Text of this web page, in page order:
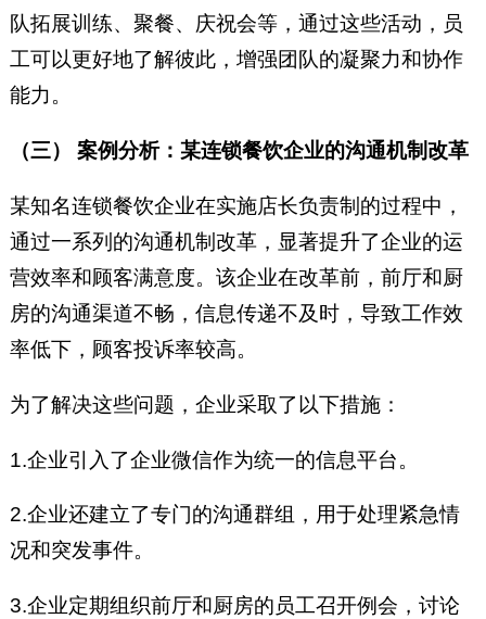
队拓展训练、聚餐、庆祝会等，通过这些活动，员
工可以更好地了解彼此，增强团队的凝聚力和协作
能力。
（三） 案例分析：某连锁餐饮企业的沟通机制改革
某知名连锁餐饮企业在实施店长负责制的过程中，
通过一系列的沟通机制改革，显著提升了企业的运
营效率和顾客满意度。该企业在改革前，前厅和厨
房的沟通渠道不畅，信息传递不及时，导致工作效
率低下，顾客投诉率较高。
为了解决这些问题，企业采取了以下措施：
1.企业引入了企业微信作为统一的信息平台。
2.企业还建立了专门的沟通群组，用于处理紧急情
况和突发事件。
3.企业定期组织前厅和厨房的员工召开例会，讨论